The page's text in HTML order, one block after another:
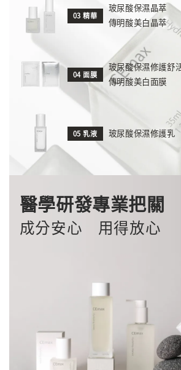
03 精華
玻尿酸保濕晶萃
傳明酸美白晶萃
04 面膜
玻尿酸保濕修護舒
傳明酸美白面膜
05 乳液 玻尿酸保濕修護乳
醫學研發專業把關
成分安心 用得放心